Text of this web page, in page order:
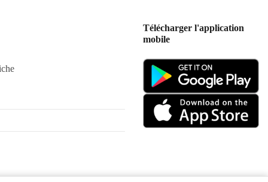
Télécharger l'application
mobile